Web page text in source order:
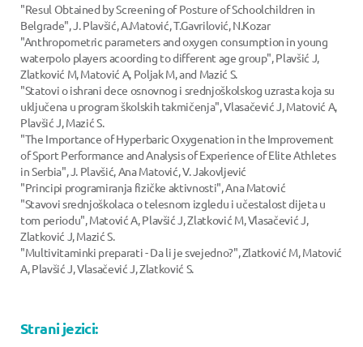
"Resul Obtained by Screening of Posture of Schoolchildren in
Belgrade", J. Plavšić, A.Matović, T.Gavrilović, N.Kozar
"Anthropometric parameters and oxygen consumption in young
waterpolo players acoording to different age group", Plavšić J,
Zlatković M, Matović A, Poljak M, and Mazić S.
"Statovi o ishrani dece osnovnog i srednjoškolskog uzrasta koja su
uključena u program školskih takmičenja", Vlasačević J, Matović A,
Plavšić J, Mazić S.
"The Importance of Hyperbaric Oxygenation in the Improvement
of Sport Performance and Analysis of Experience of Elite Athletes
in Serbia", J. Plavšić, Ana Matović, V. Jakovljević
"Principi programiranja fizičke aktivnosti", Ana Matović
"Stavovi srednjoškolaca o telesnom izgledu i učestalost dijeta u
tom periodu", Matović A, Plavšić J, Zlatković M, Vlasačević J,
Zlatković J, Mazić S.
"Multivitaminki preparati - Da li je svejedno?", Zlatković M, Matović
A, Plavšić J, Vlasačević J, Zlatković S.
Strani jezici: